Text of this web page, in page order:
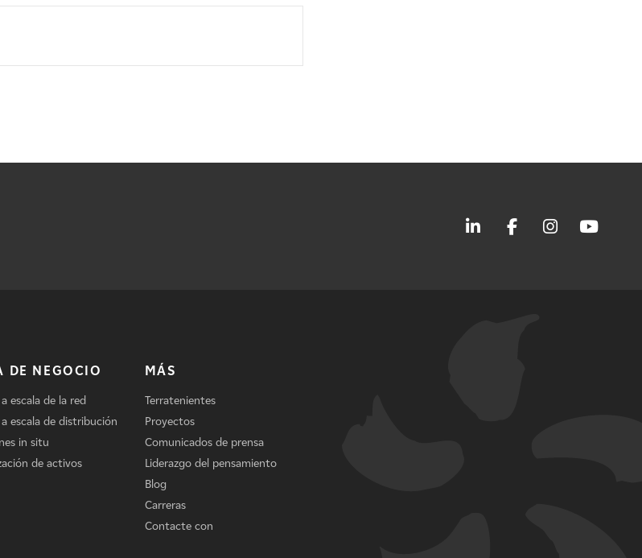
DE NEGOCIO
escala de la red
a escala de distribución
in situ
de activos
MÁS
Terratenientes
Proyectos
Comunicados de prensa
Liderazgo del pensamiento
Blog
Carreras
Contacte con